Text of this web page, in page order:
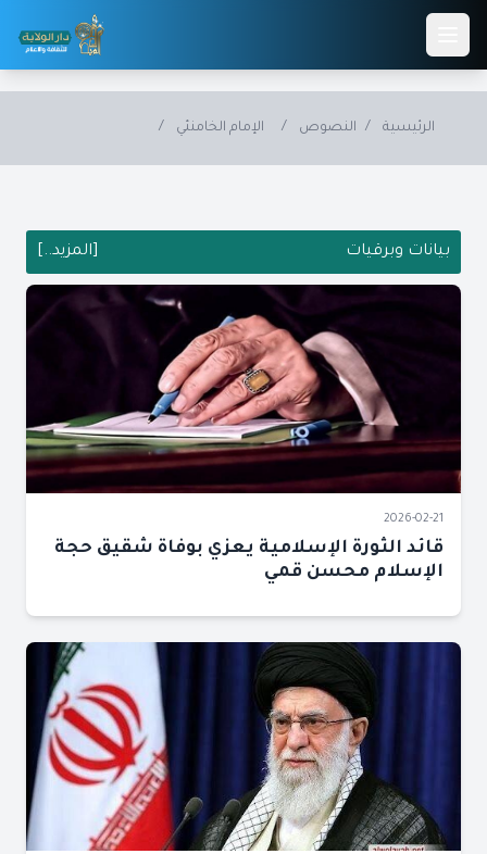
Skip to main content
الرئيسية / النصوص / الإمام الخامنئي /
بيانات وبرقيات [المزيد..]
2026-02-21
قائد الثورة الإسلامية يعزي بوفاة شقيق حجة
الإسلام محسن قمي